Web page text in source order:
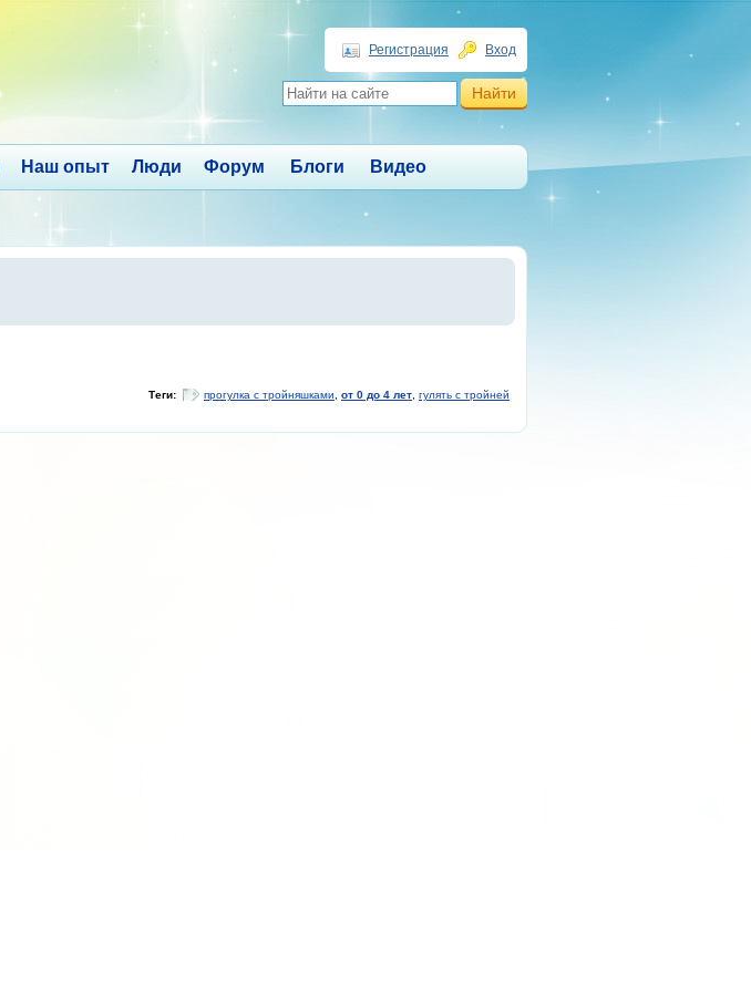
Регистрация Вход
Наш опыт Люди Форум Блоги Видео
Теги: прогулка с тройняшками от 0 до 4 лет гулять с тройней